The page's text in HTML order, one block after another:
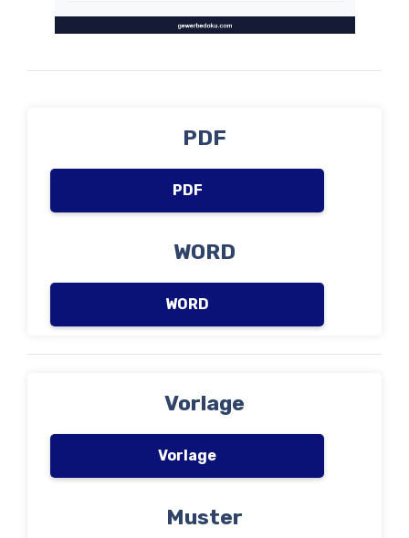
PDF
PDF
WORD
WORD
Vorlage
Vorlage
Muster